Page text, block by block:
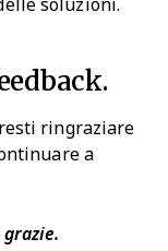
soluzioni.
ringraziare
a